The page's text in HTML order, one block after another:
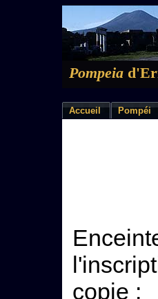
Pompeia
Accueil Pompéi
copie :